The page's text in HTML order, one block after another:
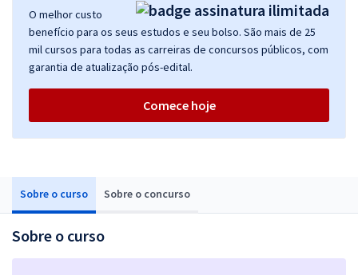
Sobre o curso Sobre o concurso
Sobre o curso
O melhor custo
benefício para os seus estudos e seu bolso. São mais de 25
mil cursos para todas as carreiras de concursos públicos, com
garantia de atualização pós-edital.
Comece hoje